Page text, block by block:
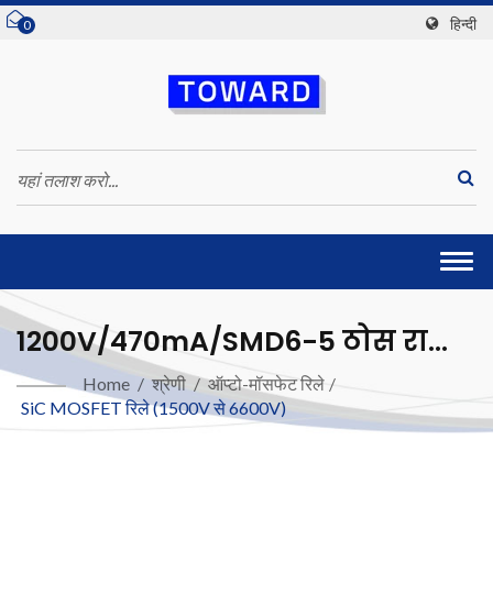
0 हिन्दी
1200V/470mA/SMD6-5 ठोस राज्य
रिले (SiC MOSFET)
Home / श्रेणी / ऑप्टो-मॉसफेट रिले /
SiC MOSFET रिले (1500V से 6600V)